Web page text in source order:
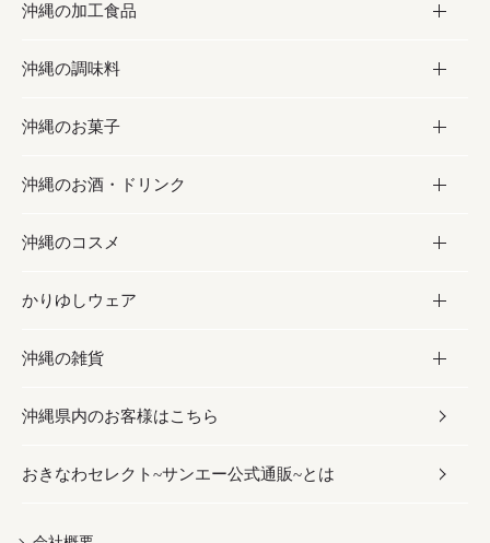
お取り寄せグルメ
フルーツ・野菜
お肉
海産物
沖縄の加工食品
加工食品
缶詰／パウチ
沖縄料理
沖縄そば／乾麺
レトルト食品
乾物／粉類
沖縄の調味料
調味料
砂糖／黒砂糖
塩
お酢／ドレッシング
しょうゆ
みそ
だし／スパイス／島唐辛子
沖縄のお菓子
お菓子
黒糖
ちんすこう
伝統菓子
スナック
おつまみ
紅芋
沖縄のお酒・ドリンク
お酒・ドリンク
泡盛
ビール・チューハイ
ワイン・ウィスキー・カクテル
ドリンク
茶葉
沖縄のコスメ
コスメ
スキンケア
ボディケア
ヘアケア
UVケア
かりゆしウェア
かりゆしウェア
メンズ
レディース
沖縄の雑貨
雑貨
沖縄ファッション
伝統工芸品
沖縄県内のお客様はこちら
おきなわセレクト~サンエー公式通販~とは